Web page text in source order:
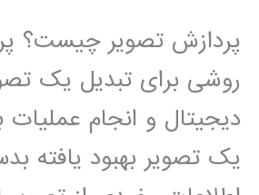
پردازش تصویر چیست؟
روشی برای تبدیل یک
دیجیتال و انجام عملیات
یک تصویر بهبود یافته